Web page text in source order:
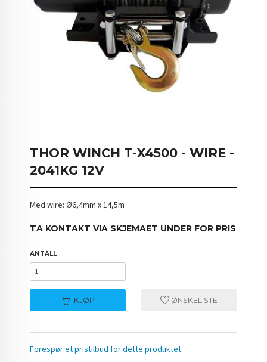
THOR WINCH T-X4500 - WIRE -
2041KG 12V
Med wire: Ø6,4mm x 14,5m
TA KONTAKT VIA SKJEMAET UNDER FOR PRIS
ANTALL
KJØP ØNSKELISTE
Forespør et pristilbud for dette produktet: